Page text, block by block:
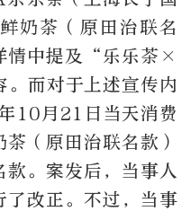
奶茶（原田治联名
情中提及“乐乐茶×
而对于上述宣传内
10月21日当天消费
（原田治联名款）
。案发后，当事人
了改正。不过，当事